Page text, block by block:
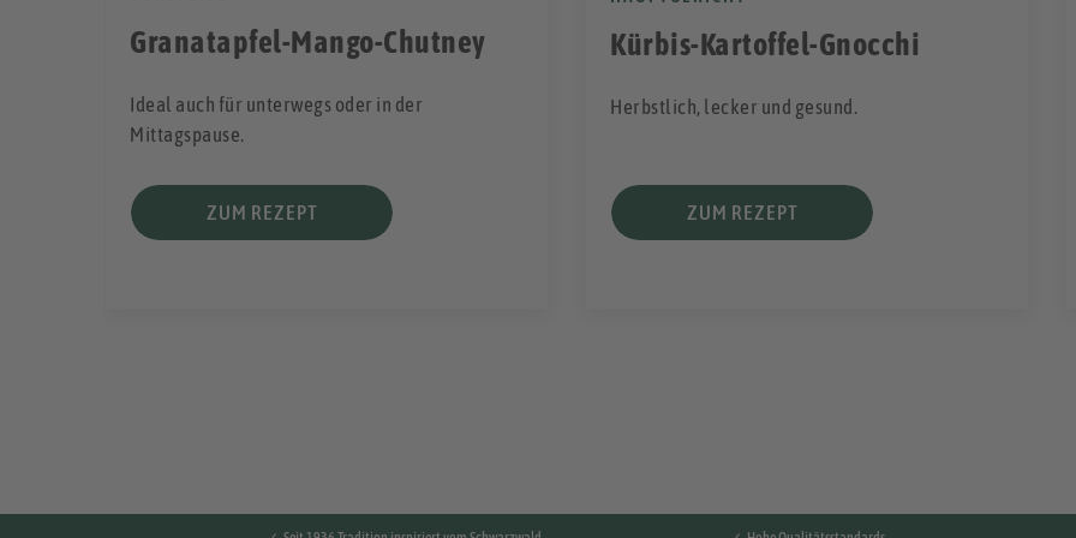
Granatapfel-Mango-Chutney
Ideal auch für unterwegs oder in der
Mittagspause.
ZUM REZEPT
Kürbis-Kartoffel-Gnocchi
Herbstlich, lecker und gesund.
ZUM REZEPT